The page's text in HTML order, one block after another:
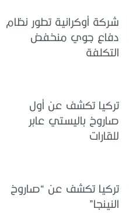
شركة أوكرانية تطور نظام
دفاع جوي منخفض
التكلفة
تركيا تكشف عن أول
صاروخ باليستي عابر
للقارات
تركيا تكشف عن “صاروخ
النينجا”